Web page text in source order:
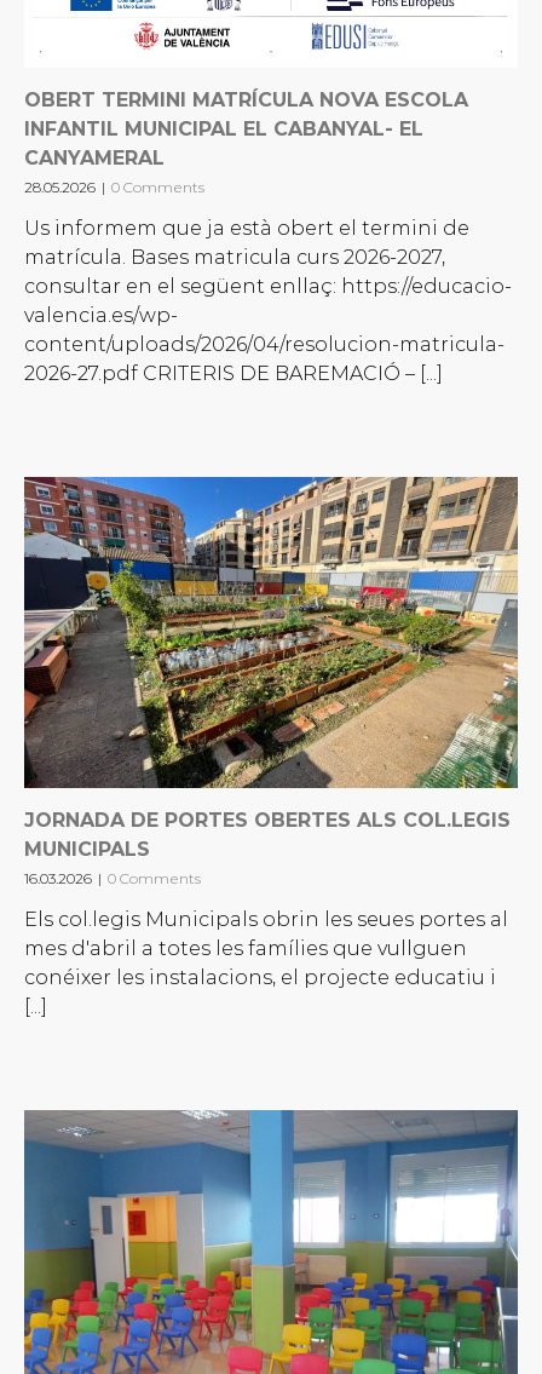
OBERT TERMINI MATRÍCULA NOVA ESCOLA
INFANTIL MUNICIPAL EL CABANYAL- EL
CANYAMERAL
28.05.2026 | 0 Comments
Us informem que ja està obert el termini de
matrícula. Bases matricula curs 2026-2027,
consultar en el següent enllaç: https://educacio-
valencia.es/wp-
content/uploads/2026/04/resolucion-matricula-
2026-27.pdf CRITERIS DE BAREMACIÓ – [...]
JORNADA DE PORTES OBERTES ALS COL.LEGIS
MUNICIPALS
16.03.2026 | 0 Comments
Els col.legis Municipals obrin les seues portes al
mes d'abril a totes les famílies que vullguen
conéixer les instalacions, el projecte educatiu i
[...]